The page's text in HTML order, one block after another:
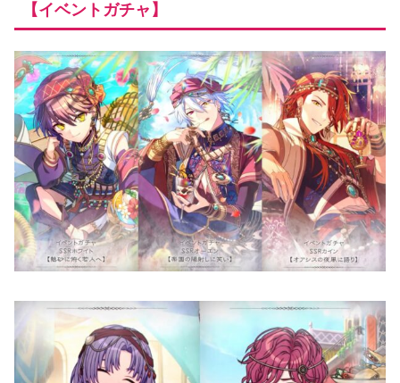
【イベントガチャ】